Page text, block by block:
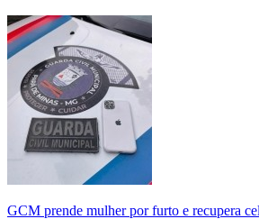
GCM prende mulher por furto e recupera